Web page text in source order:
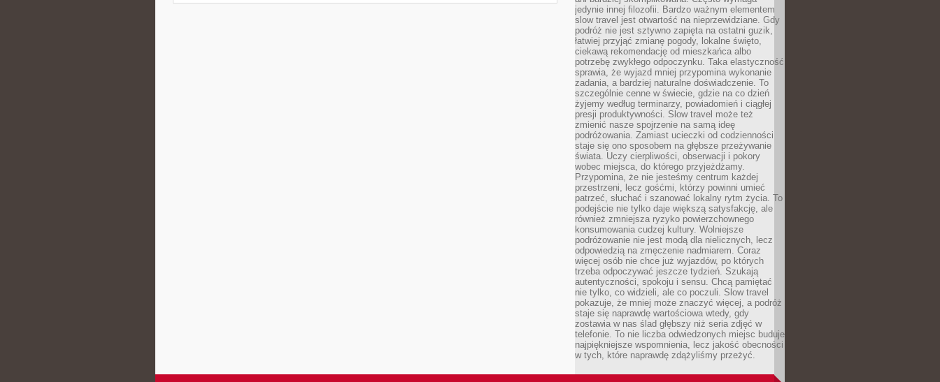
jedynie innej filozofii. Bardzo ważnym elementem
slow travel jest otwartość na nieprzewidziane. Gdy
podróż nie jest sztywno zapięta na ostatni guzik,
łatwiej przyjąć zmianę pogody, lokalne święto,
ciekawą rekomendację od mieszkańca albo
potrzebę zwykłego odpoczynku. Taka elastyczność
sprawia, że wyjazd mniej przypomina wykonanie
zadania, a bardziej naturalne doświadczenie. To
szczególnie cenne w świecie, gdzie na co dzień
żyjemy według terminarzy, powiadomień i ciągłej
presji produktywności. Slow travel może też
zmienić nasze spojrzenie na samą ideę
podróżowania. Zamiast ucieczki od codzienności
staje się ono sposobem na głębsze przeżywanie
świata. Uczy cierpliwości, obserwacji i pokory
wobec miejsca, do którego przyjeżdżamy.
Przypomina, że nie jesteśmy centrum każdej
przestrzeni, lecz gośćmi, którzy powinni umieć
patrzeć, słuchać i szanować lokalny rytm życia. To
podejście nie tylko daje większą satysfakcję, ale
również zmniejsza ryzyko powierzchownego
konsumowania cudzej kultury. Wolniejsze
podróżowanie nie jest modą dla nielicznych, lecz
odpowiedzią na zmęczenie nadmiarem. Coraz
więcej osób nie chce już wyjazdów, po których
trzeba odpoczywać jeszcze tydzień. Szukają
autentyczności, spokoju i sensu. Chcą pamiętać
nie tylko, co widzieli, ale co poczuli. Slow travel
pokazuje, że mniej może znaczyć więcej, a podróż
staje się naprawdę wartościowa wtedy, gdy
zostawia w nas ślad głębszy niż seria zdjęć w
telefonie. To nie liczba odwiedzonych miejsc buduje
najpiękniejsze wspomnienia, lecz jakość obecności
w tych, które naprawdę zdążyliśmy przeżyć.